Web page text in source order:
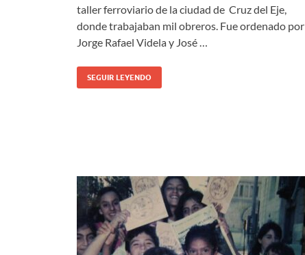
taller ferroviario de la ciudad de Cruz del Eje,
donde trabajaban mil obreros. Fue ordenado por
Jorge Rafael Videla y José …
SEGUIR LEYENDO